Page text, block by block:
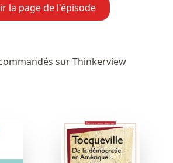
la page de l'épisode
sur Thinkerview